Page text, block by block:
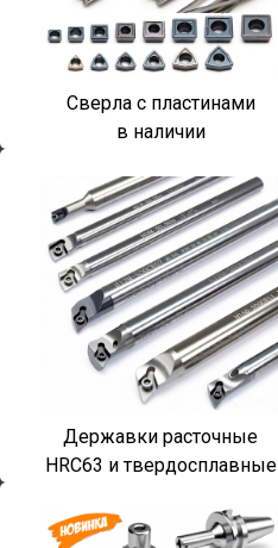
Сверла с пластинами
в наличии
Державки расточные
HRC63 и твердосплавные